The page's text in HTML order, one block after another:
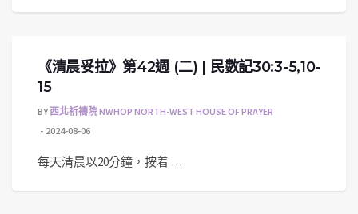
《清晨妥拉》第42週 (二) | 民數記30:3-5,10-
15
BY西北祈禱院 NWHOP NORTH-WEST HOUSE OF PRAYER
2024-08-06
每天清晨以20分鐘，按着 …